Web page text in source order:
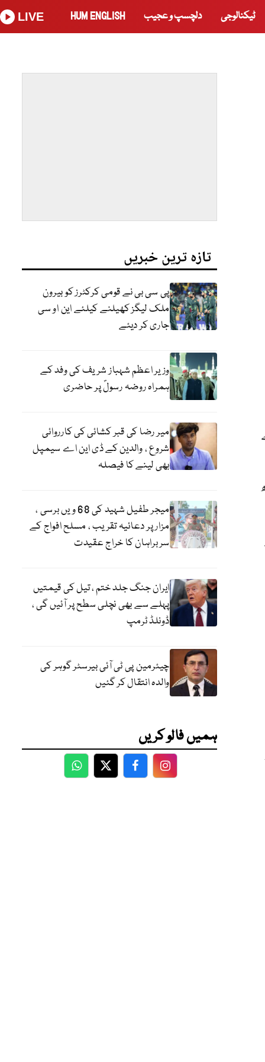
ٹیکنالوجی دلچسپ و عجیب HUM ENGLISH
LIVE
تازہ ترین خبریں
پی سی بی نے قومی کرکٹرز کو بیرون
ملک لیگز کھیلنے کیلئے این او سی
جاری کر دیئے
وزیر اعظم شہباز شریف کی وفد کے
ہمراہ روضہ رسولؐ پر حاضری
میر رضا کی قبر کشائی کی کارروائی
شروع ، والدین کے ڈی این اے سیمپل
بھی لینے کا فیصلہ
میجر طفیل شہید کی 68 ویں برسی ،
مزار پر دعائیہ تقریب ، مسلح افواج کے
سربراہان کا خراج عقیدت
ایران جنگ جلد ختم ، تیل کی قیمتیں
پہلے سے بھی نچلی سطح پر آئیں گی ،
ڈونلڈ ٹرمپ
چیئرمین پی ٹی آئی بیرسٹر گوہر کی
والدہ انتقال کر گئیں
ہمیں فالو کریں
WhatsApp
TwitterFacebookFacebook